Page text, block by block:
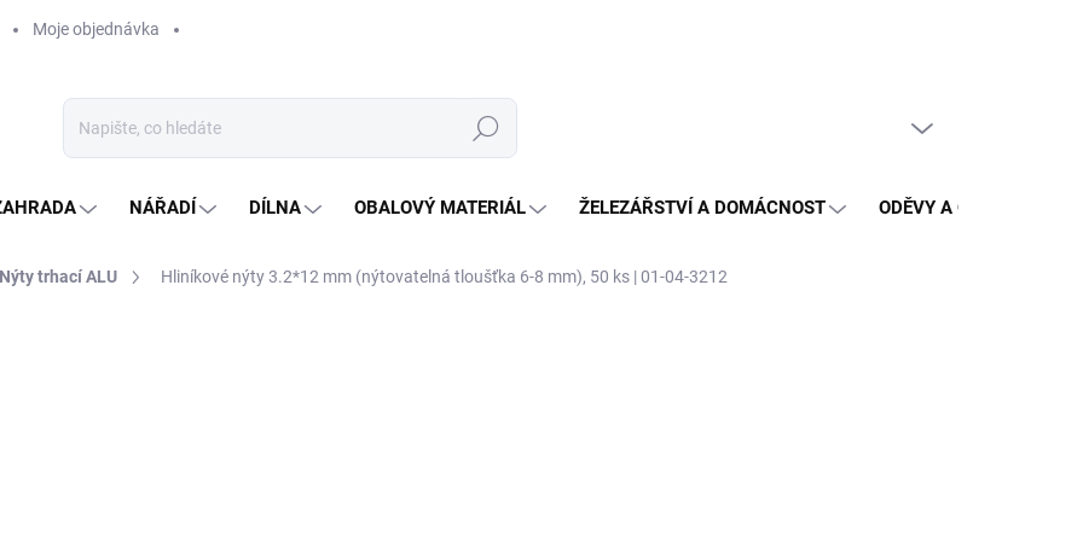
Moje objednávka
Hledat
NÁŘADÍ DÍLNA OBALOVÝ MATERIÁL ŽELEZÁŘSTVÍ A DOMÁCNOST ODĚVY A OCHRANA
Nýty trhací ALU Hliníkové nýty 3.2*12 mm (nýtovatelná tloušťka 6-8 mm), 50 ks | 01-04-3212